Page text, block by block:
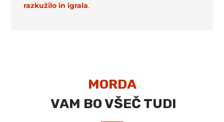
razkužilo in igrala.
MORDA
VAM BO VŠEČ TUDI